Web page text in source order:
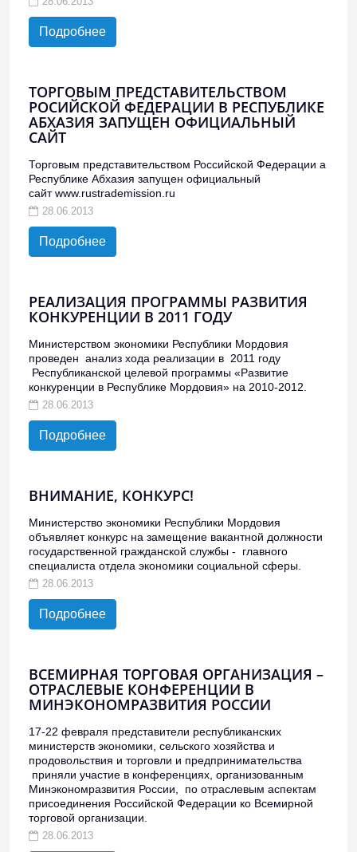
Подробнее
ТОРГОВЫМ ПРЕДСТАВИТЕЛЬСТВОМ
РОСИЙСКОЙ ФЕДЕРАЦИИ В РЕСПУБЛИКЕ
АБХАЗИЯ ЗАПУЩЕН ОФИЦИАЛЬНЫЙ
САЙТ
Торговым представительством Российской Федерации а
Республике Абхазия запущен официальный
сайтwww.rustrademission.ru
28.06.2013
Подробнее
РЕАЛИЗАЦИЯ ПРОГРАММЫ РАЗВИТИЯ
КОНКУРЕНЦИИ В 2011 ГОДУ
Министерством экономики Республики Мордовия
проведен анализ хода реализации в 2011 году
Республиканской целевой программы «Развитие
конкуренции в Республике Мордовия» на 2010-2012.
28.06.2013
Подробнее
ВНИМАНИЕ, КОНКУРС!
Министерство экономики Республики Мордовия
объявляет конкурс на замещение вакантной должности
государственной гражданской службы - главного
специалиста отдела экономики социальной сферы.
28.06.2013
Подробнее
ВСЕМИРНАЯ ТОРГОВАЯ ОРГАНИЗАЦИЯ –
ОТРАСЛЕВЫЕ КОНФЕРЕНЦИИ В
МИНЭКОНОМРАЗВИТИЯ РОССИИ
17-22 февраля представители республиканских
министерств экономики, сельского хозяйства и
продовольствия и торговли и предпринимательства
приняли участие в конференциях, организованным
Минэкономразвития России, по отраслевым аспектам
присоединения Российской Федерации ко Всемирной
торговой организации.
28.06.2013